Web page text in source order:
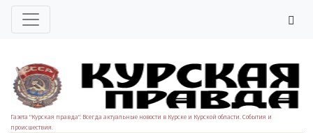
Газета "Курская правда". Всегда актуальные новости в Курске и Курской области. События и
происшествия.